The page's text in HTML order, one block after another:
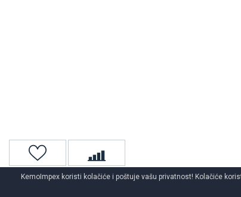
KemoImpex koristi kolačiće i poštuje vašu privatnost! Kolačiće